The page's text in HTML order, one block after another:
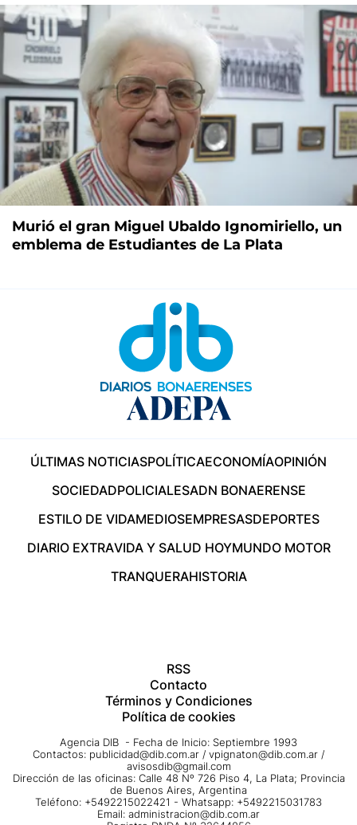
Murió el gran Miguel Ubaldo Ignomiriello, un
emblema de Estudiantes de La Plata
ÚLTIMAS NOTICIASPOLÍTICAECONOMÍAOPINIÓN
SOCIEDADPOLICIALESADN BONAERENSE
ESTILO DE VIDAMEDIOSEMPRESASDEPORTES
DIARIO EXTRAVIDA Y SALUD HOYMUNDO MOTOR
TRANQUERAHISTORIA
RSS
Contacto
Términos y Condiciones
Política de cookies
Agencia DIB - Fecha de Inicio: Septiembre 1993
Contactos: publicidad@dib.com.ar / vpignaton@dib.com.ar /
avisosdib@gmail.com
Dirección de las oficinas: Calle 48 Nº 726 Piso 4, La Plata; Provincia
de Buenos Aires, Argentina
Teléfono: +5492215022421 - Whatsapp: +5492215031783
Email: administracion@dib.com.ar